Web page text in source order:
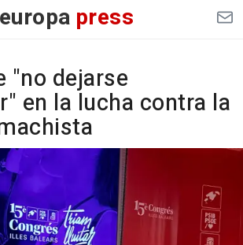
europa press
"no dejarse
en la lucha contra la